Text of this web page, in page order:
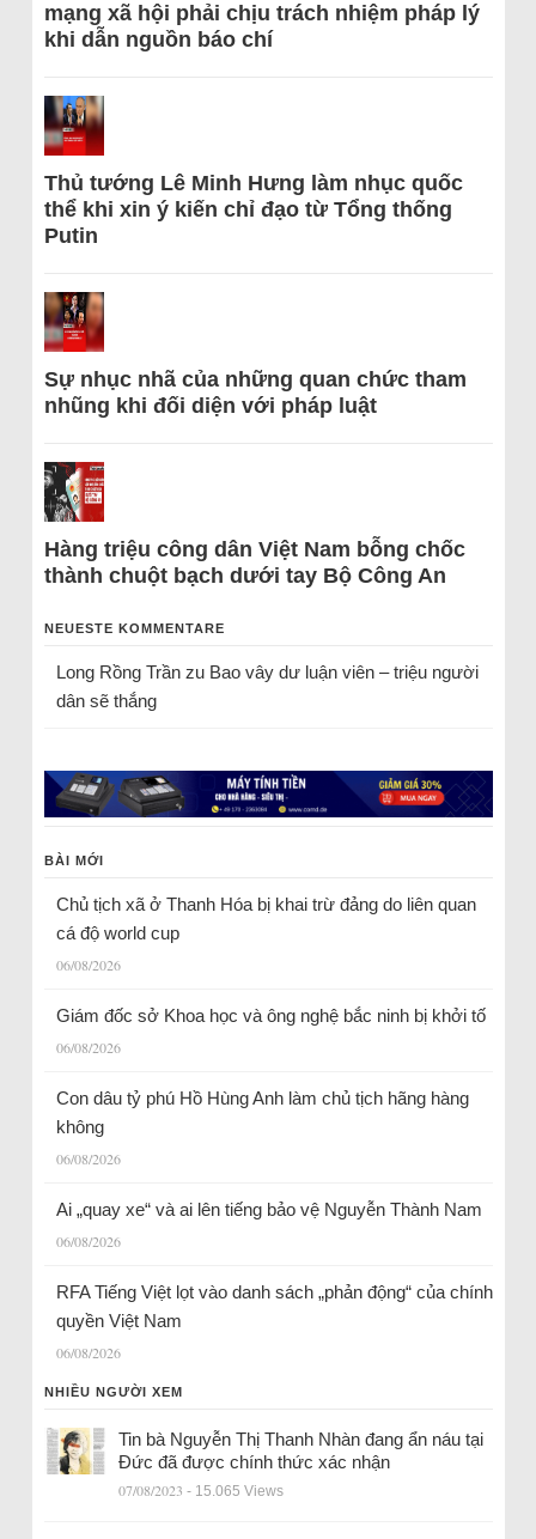
mạng xã hội phải chịu trách nhiệm pháp lý
khi dẫn nguồn báo chí
Thủ tướng Lê Minh Hưng làm nhục quốc
thể khi xin ý kiến chỉ đạo từ Tổng thống
Putin
Sự nhục nhã của những quan chức tham
nhũng khi đối diện với pháp luật
Hàng triệu công dân Việt Nam bỗng chốc
thành chuột bạch dưới tay Bộ Công An
NEUESTE KOMMENTARE
Long Rồng Trầnzu Bao vây dư luận viên – triệu người
dân sẽ thắng
BÀI MỚI
Chủ tịch xã ở Thanh Hóa bị khai trừ đảng do liên quan
cá độ world cup
06/08/2026
Giám đốc sở Khoa học và ông nghệ bắc ninh bị khởi tố
06/08/2026
Con dâu tỷ phú Hồ Hùng Anh làm chủ tịch hãng hàng
không
06/08/2026
Ai „quay xe“ và ai lên tiếng bảo vệ Nguyễn Thành Nam
06/08/2026
RFA Tiếng Việt lọt vào danh sách „phản động“ của chính
quyền Việt Nam
06/08/2026
NHIỀU NGƯỜI XEM
Tin bà Nguyễn Thị Thanh Nhàn đang ẩn náu tại
Đức đã được chính thức xác nhận
07/08/2023 - 15.065 Views